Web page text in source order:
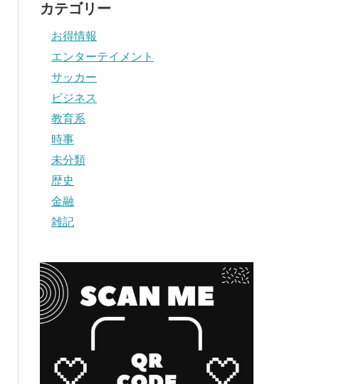
カテゴリー
お得情報
エンターテイメント
サッカー
ビジネス
教育系
時事
未分類
歴史
金融
雑記